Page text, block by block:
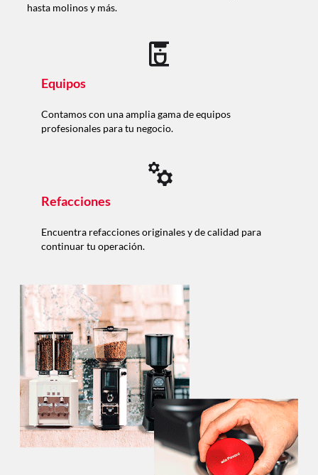
hasta molinos y más.
Equipos
Contamos con una amplia gama de equipos
profesionales para tu negocio.
Refacciones
Encuentra refacciones originales y de calidad para
continuar tu operación.